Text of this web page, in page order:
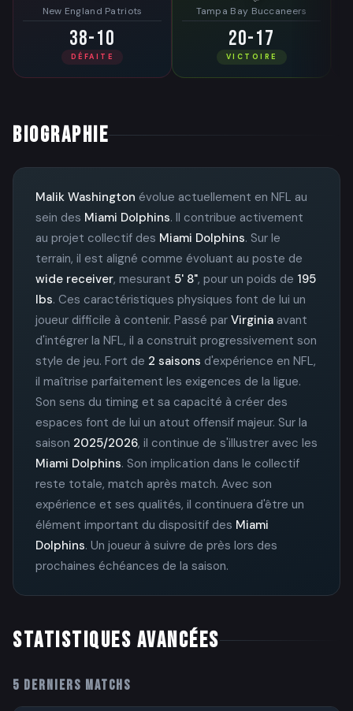
New England Patriots
38-10
DÉFAITE
Tampa Bay Buccaneers
20-17
VICTOIRE
BIOGRAPHIE
Malik Washington évolue actuellement en NFL au
sein des Miami Dolphins. Il contribue activement
au projet collectif des Miami Dolphins. Sur le
terrain, il est aligné comme évoluant au poste de
wide receiver, mesurant 5' 8", pour un poids de 195
lbs. Ces caractéristiques physiques font de lui un
joueur difficile à contenir. Passé par Virginia avant
d'intégrer la NFL, il a construit progressivement son
style de jeu. Fort de 2 saisons d'expérience en NFL,
il maîtrise parfaitement les exigences de la ligue.
Son sens du timing et sa capacité à créer des
espaces font de lui un atout offensif majeur. Sur la
saison 2025/2026, il continue de s'illustrer avec les
Miami Dolphins. Son implication dans le collectif
reste totale, match après match. Avec son
expérience et ses qualités, il continuera d'être un
élément important du dispositif des Miami
Dolphins. Un joueur à suivre de près lors des
prochaines échéances de la saison.
STATISTIQUES AVANCÉES
5 DERNIERS MATCHS